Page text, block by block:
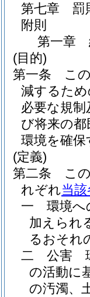
第七章
罰
附則
第一章
(目的)
第一条
こ
減するた
必要な規
び将来の
環境を確
(定義)
第二条
こ
れぞれ当
一
環境
加えられ
るおそれ
二
公害
の活動に
の汚濁、